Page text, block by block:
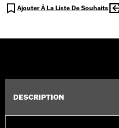
Ajouter À La Liste De Souhaits
DESCRIPTION